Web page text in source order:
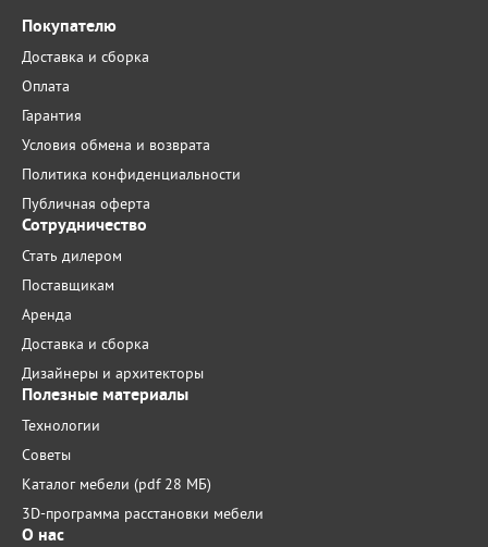
Покупателю
Доставка и сборка
Оплата
Гарантия
Условия обмена и возврата
Политика конфиденциальности
Публичная оферта
Сотрудничество
Стать дилером
Поставщикам
Аренда
Доставка и сборка
Дизайнеры и архитекторы
Полезные материалы
Технологии
Советы
Каталог мебели (pdf 28 МБ)
3D-программа расстановки мебели
О нас